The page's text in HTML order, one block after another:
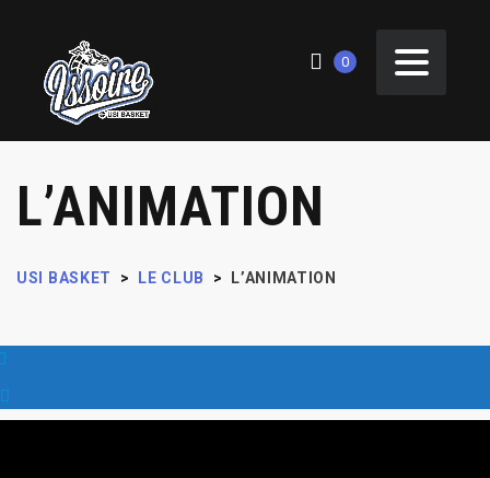
0
L’ANIMATION
USI BASKET > LE CLUB > L’ANIMATION